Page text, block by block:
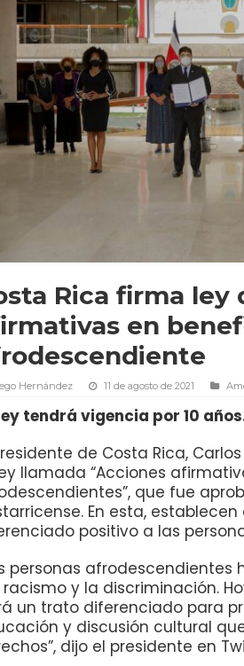
Rica firma ley
en
Hernández 11 de agosto de 2021
tendrá vigencia por 10
de Costa Rica,
llamada “Acciones
que fue
En esta,
positivo a las
personas
y la discriminación.
un trato diferenciado para
y discusión cultural
dijo el presidente en